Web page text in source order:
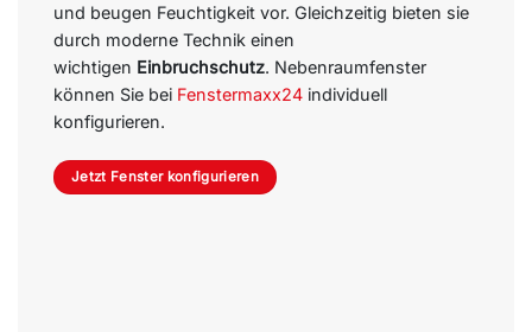
und beugen Feuchtigkeit vor. Gleichzeitig bieten sie
durch moderne Technik einen
wichtigen Einbruchschutz. Nebenraumfenster
können Sie bei Fenstermaxx24 individuell
konfigurieren.
Jetzt Fenster konfigurieren